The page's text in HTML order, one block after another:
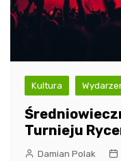
Kultura
Turnieju
Damian Polak